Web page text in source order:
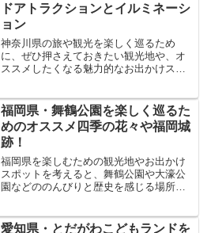
ドアトラクションとイルミネーシ
ョン
神奈川県の旅や観光を楽しく巡るため
に、ぜひ押さえておきたい観光地や、オ
ススメしたくなる魅力的なお出かけスポ
にもピッタリな、八景島シーパラダイス
やよこはまコスモワールド、...
福岡県・舞鶴公園を楽しく巡るた
めのオススメ四季の花々や福岡城
跡！
福岡県を楽しむための観光地やお出かけ
スポットを考えると、舞鶴公園や大濠公
園などののんびりと歴史を感じる場所
ます。今回はその中でも舞鶴公園に焦点
愛知県・とだがわこどもランドを